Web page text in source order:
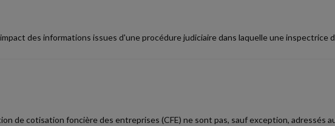
des informations issues d'une procédure judiciaire dans laquelle une inspectrice
de cotisation foncière des entreprises (CFE) ne sont pas, sauf exception, adressés